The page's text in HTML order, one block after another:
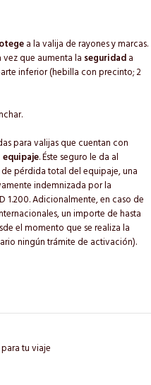
a la valija de rayones y marcas.
vez que aumenta la seguridada
inferior (hebilla con precinto; 2
para valijas que cuentan con
. Éste seguro le da al
pérdida total del equipaje, una
indemnizada por la
1.200. Adicionalmente, en caso de
un importe de hasta
el momento que se realiza la
ningún trámite de activación).
tu viaje